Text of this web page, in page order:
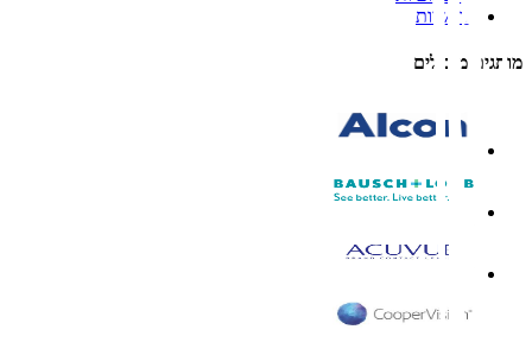
חודשיות
מותגים מובילים